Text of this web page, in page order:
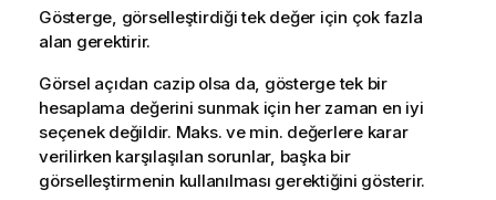
Gösterge, görselleştirdiği tek değer için çok fazla
alan gerektirir.
Görsel açıdan cazip olsa da, gösterge tek bir
hesaplama değerini sunmak için her zaman en iyi
seçenek değildir. Maks. ve min. değerlere karar
verilirken karşılaşılan sorunlar, başka bir
görselleştirmenin kullanılması gerektiğini gösterir.